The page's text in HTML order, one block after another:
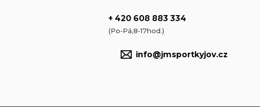
+ 420 608 883 334
(Po-Pá,8-17hod.)
info@jmsportkyjov.cz